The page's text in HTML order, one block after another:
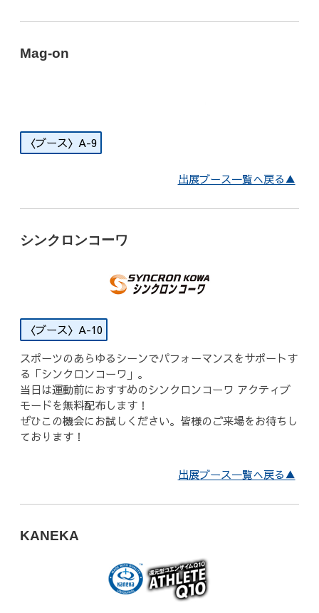
Mag-on
A-9
出展ブース一覧へ戻る▲
シンクロンコーワ
A-10
スポーツのあらゆるシーンでパフォーマンスをサポートす
る「シンクロンコーワ」。
当日は運動前におすすめのシンクロンコーワ アクティブ
モードを無料配布します！
ぜひこの機会にお試しください。皆様のご来場をお待ちし
ております！
出展ブース一覧へ戻る▲
KANEKA